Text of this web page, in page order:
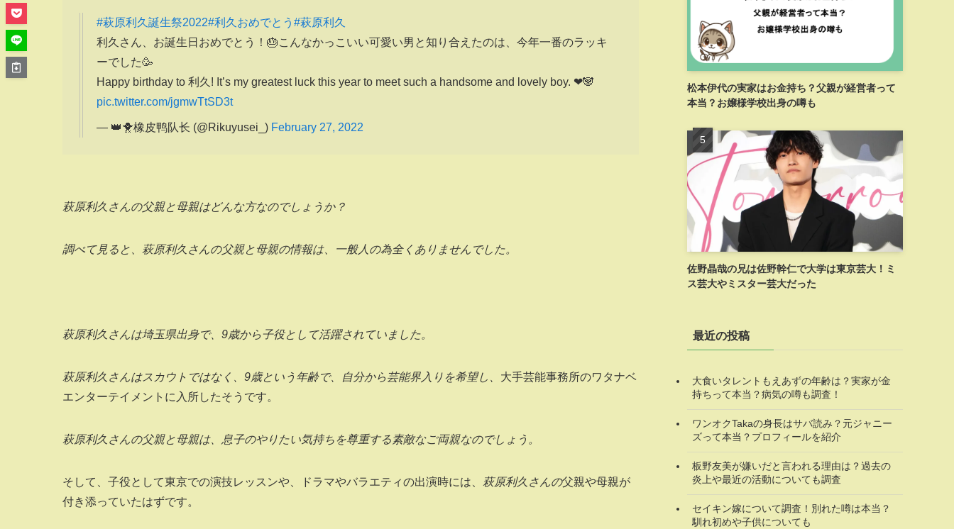
#萩原利久誕生祭2022#利久おめでとう #萩原利久
利久さん、お誕生日おめでとう！🎂こんなかっこいい可愛い男と知り合えたのは、今年一番のラッキ
ーでした🥳
Happy birthday to 利久! It’s my greatest luck this year to meet such a handsome and lovely boy. ❤🐼
pic.twitter.com/jgmwTtSD3t
— 👑🐥橡皮鸭队长 (@Rikuyusei_) February 27, 2022
萩原利久さんの父親と母親はどんな方なのでしょうか？
調べて見ると、萩原利久さんの父親と母親の情報は、一般人の為全くありませんでした。
萩原利久さんは埼玉県出身で、9歳から子役として活躍されていました。
萩原利久さんはスカウトではなく、9歳という年齢で、自分から芸能界入りを希望し、 大手芸能事務所のワタナベ
エンターテイメントに入所したそうです。
萩原利久さんの父親と母親は、息子のやりたい気持ちを尊重する素敵なご両親なのでしょう。
そして、子役として東京での演技レッスンや、ドラマやバラエティの出演時には、 萩原利久さんの父親や母親が
付き添っていたはずです。
松本伊代の実家はお金持ち？父親が経営者って
本当？お嬢様学校出身の噂も
佐野晶哉の兄は佐野幹仁で大学は東京芸大！ミ
ス芸大やミスター芸大だった
最近の投稿
大食いタレントもえあずの年齢は？実家が金
持ちって本当？病気の噂も調査！
ワンオクTakaの身長はサバ読み？元ジャニー
ズって本当？プロフィールを紹介
板野友美が嫌いだと言われる理由は？過去の
炎上や最近の活動についても調査
セイキン嫁について調査！別れた噂は本当？
馴れ初めや子供についても